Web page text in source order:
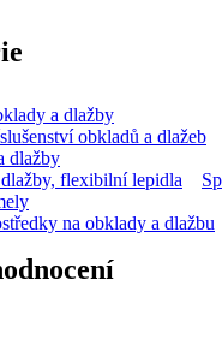
a dlažby
obkladů a dlažeb
dlažby
flexibilní lepidla
na obklady a dlažbu